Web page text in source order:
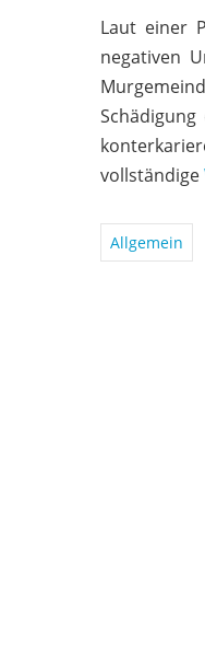
Laut einer
negativen
vollständige
Allgemein